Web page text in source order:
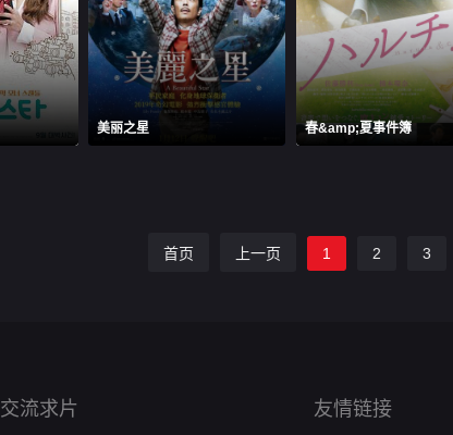
美丽之星 春&amp;夏事件簿
首页 上一页 1 2 3
交流求片 友情链接